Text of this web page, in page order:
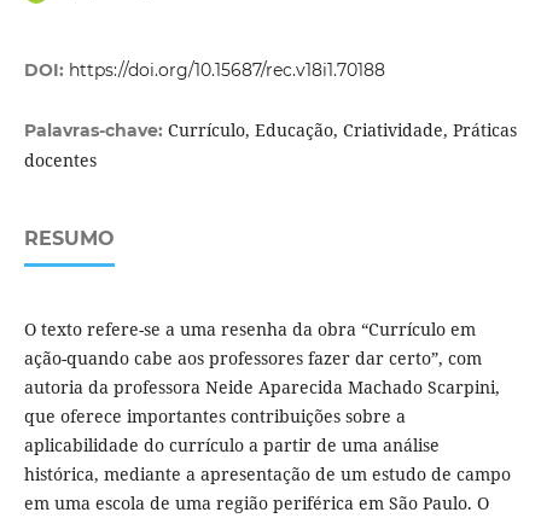
DOI: https://doi.org/10.15687/rec.v18i1.70188
Palavras-chave: Currículo, Educação, Criatividade, Práticas
docentes
RESUMO
O texto refere-se a uma resenha da obra “Currículo em
ação-quando cabe aos professores fazer dar certo”, com
autoria da professora Neide Aparecida Machado Scarpini,
que oferece importantes contribuições sobre a
aplicabilidade do currículo a partir de uma análise
histórica, mediante a apresentação de um estudo de campo
em uma escola de uma região periférica em São Paulo. O